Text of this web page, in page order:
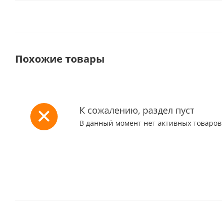
Похожие товары
К сожалению, раздел пуст
В данный момент нет активных товаров